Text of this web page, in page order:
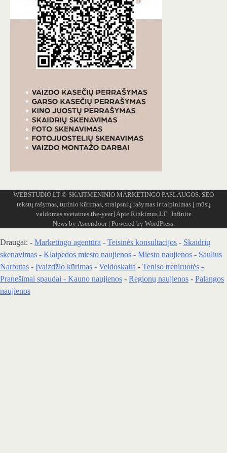
WEBSTUDIO.LT © SKAITMENINIO MARKETINGO PASLAUGOS. SEO
tekstų rašymas, turinio kūrimas, straipsnių rašymas ir talpinimas į mūsų
valdomas svetaines.the-year] Apie Rinkimus.LT| Infinite
News by Ascendoor| Powered by WordPress.
Draugai: - Marketingo agentūra - Teisinės konsultacijos - Skaidrių
skenavimas - Klaipedos miesto naujienos - Miesto naujienos - Saulius
Narbutas - Įvaizdžio kūrimas - Veidoskaita - Teniso treniruotės -
Pranešimai spaudai - Kauno naujienos - Regionų naujienos - Palangos
naujienos